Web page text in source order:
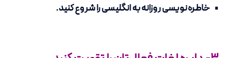
• خاطره‌نویسی روزانه به انگلیسی را شروع کنید.